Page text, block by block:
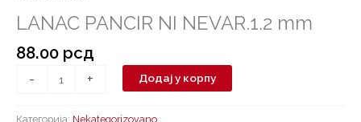
LANAC PANCIR NI NEVAR.1.2 mm
88.00 рсд
-
количина
+ Додај у корпу
Категорија: Nekategorizovano